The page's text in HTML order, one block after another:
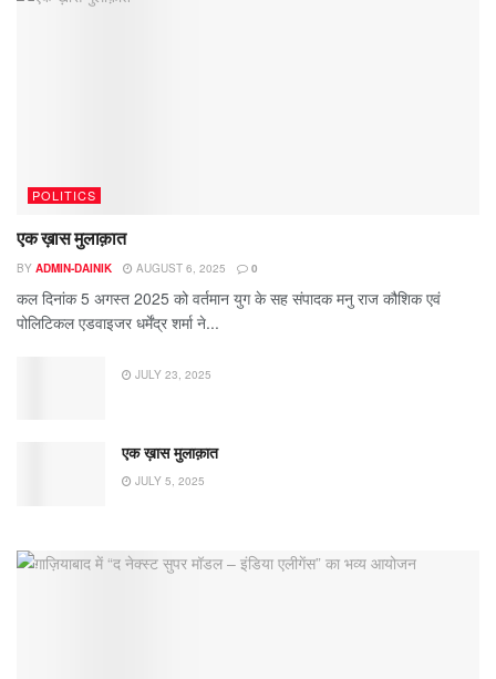
POLITICS
एक ख़ास मुलाक़ात
BY ADMIN-DAINIK AUGUST 6, 2025 0
कल दिनांक 5 अगस्त 2025 को वर्तमान युग के सह संपादक मनु राज कौशिक एवं
पोलिटिकल एडवाइजर धर्मेंद्र शर्मा ने...
JULY 23, 2025
एक ख़ास मुलाक़ात
JULY 5, 2025